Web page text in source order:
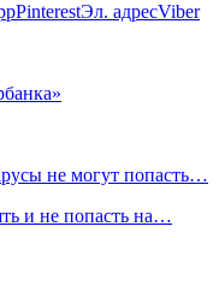
PinterestЭл. адресViber
не могут попасть…
и не попасть на…